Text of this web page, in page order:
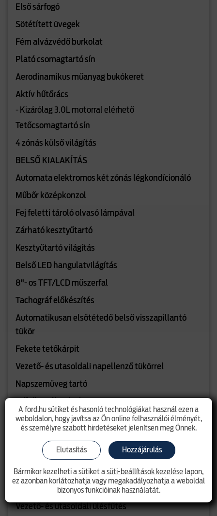
Első sárfogó
Sötétített üvegek
Fém alvázvédő burkolat
Plató csomagtartó sín
Aerodinamikus műanyag bukókeret
Aktív hűtőrács
- Kizárólag 3.0L motorral elérhető
Tetőcsomagtartó sín
4 zónás külső világítás
BELSŐ KIALAKÍTÁS
Automata elektromos két zónás légkondícionáló
Műbőr középkonzol
Fej feletti tároló olvasó lámpával
Zárható kesztyűtartó
Kesztyűtartó világítás
Belső LED hangulatvilágítás
8"- os TFT/LCD műszerfal
Tachográf előkészítés
Automatikusan elsötétedő belső visszapillantó
tükör
Fekete tetőkárpit
Vezető- és utasoldali napellenző tükörrel
Napszemüveg tartó
Kabinvédő rács nélkül
Prémium szőnyegek a második sorban
Bőr sebességváltó gomb
Kihúzható pohártartó
Vezető- és utasoldali ülésfűtés
A ford.hu sütiket és hasonló technológiákat használ ezen a
weboldalon, hogy javítsa az Ön online felhasználói élményét,
és személyre szabott hirdetéseket jelenítsen meg Önnek.
Elutasítás Hozzájárulás
Bármikor kezelheti a sütiket asüti-beállítások kezelése lapon,
ez azonban korlátozhatja vagy megakadályozhatja a weboldal
bizonyos funkcióinak használatát.